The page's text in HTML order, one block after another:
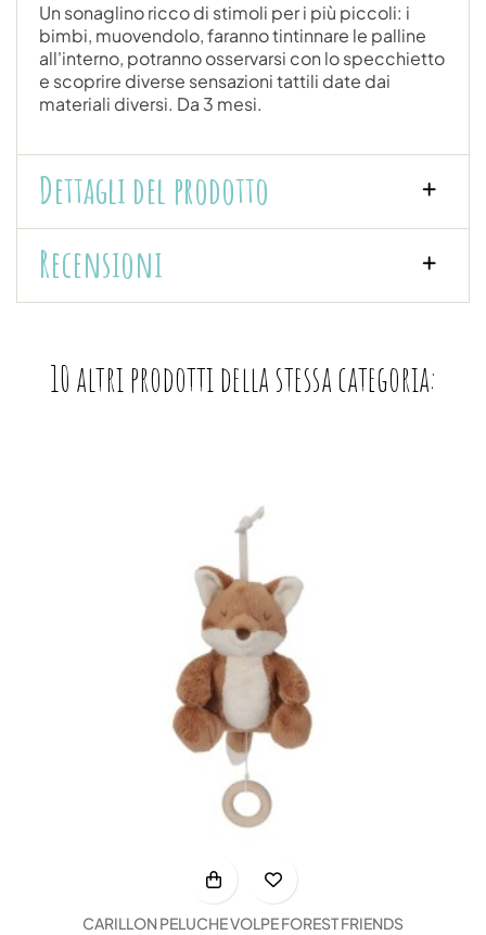
Un sonaglino ricco di stimoli per i più piccoli: i
bimbi, muovendolo, faranno tintinnare le palline
all'interno, potranno osservarsi con lo specchietto
e scoprire diverse sensazioni tattili date dai
materiali diversi. Da 3 mesi.
Dettagli del prodotto
Recensioni
10 altri prodotti della stessa categoria:
CARILLON PELUCHE VOLPE FOREST FRIENDS